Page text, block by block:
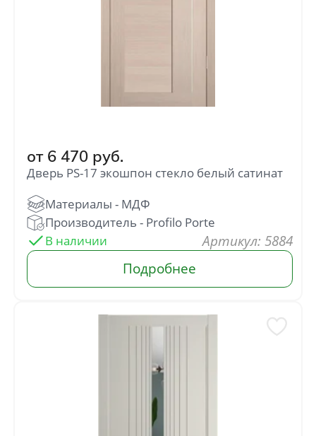
от 6 470 руб.
Дверь PS-17 экошпон стекло белый сатинат
: 5884